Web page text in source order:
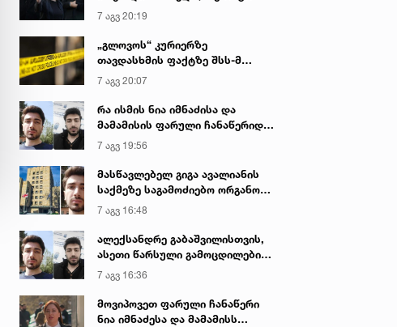
იყო ნია იმნაძე წამქეზებელი...“ -
გიგა ავალიანის დედა
7 აგვ 20:19
„გლოვოს“ კურიერზე
თავდასხმის ფაქტზე შსს-მ
გამოძიება დაიწყო
7 აგვ 20:07
რა ისმის ნია იმნაძისა და
მამამისის ფარული ჩანაწერიდან
- გიგა ავალიანის მკვლელობის
საქმე
7 აგვ 19:56
მასწავლებელ გიგა ავალიანის
საქმეზე საგამოძიებო ორგანო
დაკავებულ არასრულწლოვნებს -
ნია იმნაძესა და ანასტასია
ბერუაშვილს 30 დღის
განმავლობაში ფარულად
7 აგვ 16:48
ალექსანდრე გაბაშვილისთვის,
ასეთი წარსული გამოცდილების
ადამიანისთვის ინფორმაციის
მიწოდება, რომ მასწავლებელი
სექსუალურად ავიწროებდა,
ფაქტობრივად, წაქეზება იყო -
7 აგვ 16:36
მოვიპოვეთ ფარული ჩანაწერი
ნია იმნაძესა და მამამისს